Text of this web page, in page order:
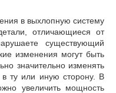
в выхлопную систему
отличающиеся от
существующий
изменения могут быть
значительно изменять
в ту или иную сторону. В
увеличить мощность